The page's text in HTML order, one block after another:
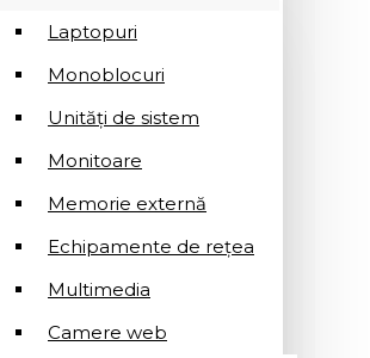
Laptopuri
Monoblocuri
Unități de sistem
Monitoare
Memorie externă
Echipamente de rețea
Multimedia
Camere web